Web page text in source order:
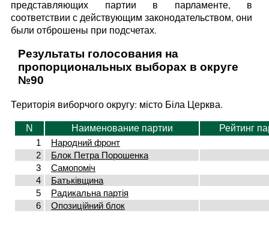
представляющих партии в парламенте, в
соответствии с действующим законодательством, они
были отброшены при подсчетах.
Результаты голосования на
пропорциональных выборах в округе
№90
Територія виборчого округу: місто Біла Церква.
N Наименование партии
Рейтинг
1
Народний фронт
2
Блок Петра Порошенка
3
Самопоміч
4
Батьківщина
5
Радикальна партія
6
Опозиційний блок